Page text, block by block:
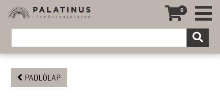
0
PADLÓLAP